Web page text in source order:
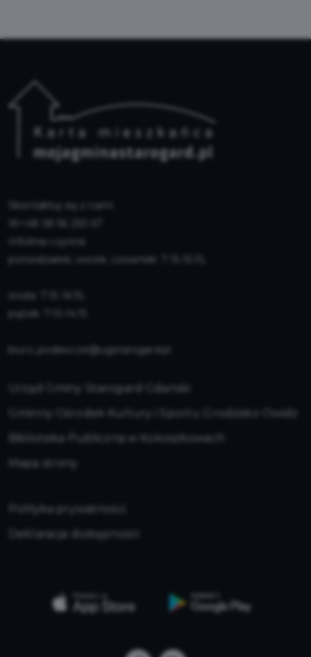
Skontaktuj się z nami
Infolinia czynna:
poniedziałek, worek, czwartek: 7:15-15:15,
środa: 7:15-16:15,
piątek: 7:15-14:15
biuro_podawcze@ugstarogard.pl
Urząd Gminy Starogard Gdański
Biblioteka Publiczna w Kokoszkowach
Mapa strony
Polityka prywatności
Deklaracja dostępności